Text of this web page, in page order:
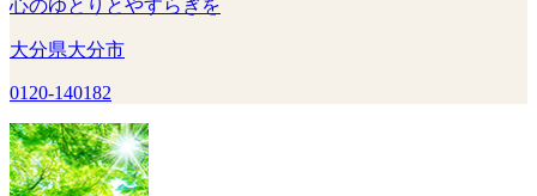
心のゆとりとやすらぎを
大分県大分市
0120-140182